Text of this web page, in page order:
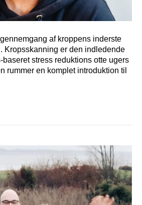
af kroppens inderste
Kropsskanning er den indledende
stress reduktions otte ugers
rummer en komplet introduktion til